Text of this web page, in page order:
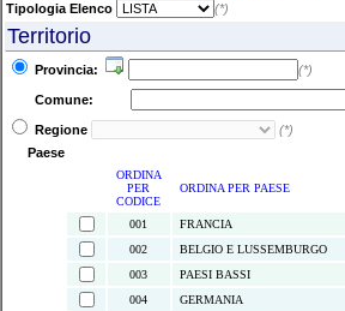
Tipologia Elenco (*)
Territorio
Provincia: (*)
Comune:
Regione (*)
Paese
ORDINA
PER
CODICE
ORDINA PER PAESE
001
FRANCIA
002
BELGIO E LUSSEMBURGO
003
PAESI BASSI
004
GERMANIA